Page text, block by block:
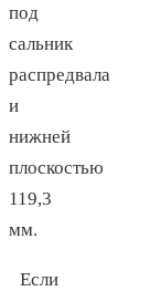
под
сальник
распредвала
и
нижней
плоскостью
119,3
мм.
Если